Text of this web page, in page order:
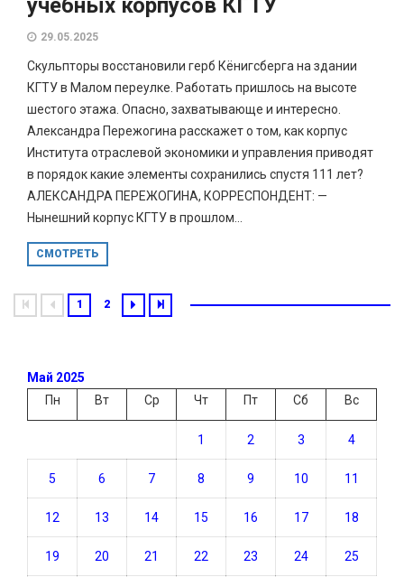
29.05.2025
Скульпторы восстановили герб Кёнигсберга на здании
КГТУ в Малом переулке. Работать пришлось на высоте
шестого этажа. Опасно, захватывающе и интересно.
Александра Пережогина расскажет о том, как корпус
Института отраслевой экономики и управления приводят
в порядок какие элементы сохранились спустя 111 лет?
АЛЕКСАНДРА ПЕРЕЖОГИНА, КОРРЕСПОНДЕНТ: —
Нынешний корпус КГТУ в прошлом...
СМОТРЕТЬ
1 2
Май 2025
Пн
Вт Ср Чт Пт Сб Вс
1 2 3 4
5 6 7 8 9 10 11
12 13 14 15 16 17 18
19 20 21 22 23 24 25